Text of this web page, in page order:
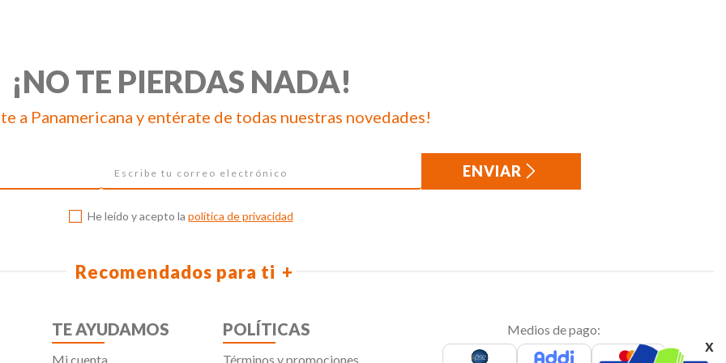
x
¡NO TE PIERDAS NADA!
a Panamericana y entérate de todas nuestras novedades!
ENVIAR
He leído y acepto la política de privacidad
Recomendados para ti
TE AYUDAMOS
Mi cuenta
POLÍTICAS
Términos y promociones
Medios de pago: